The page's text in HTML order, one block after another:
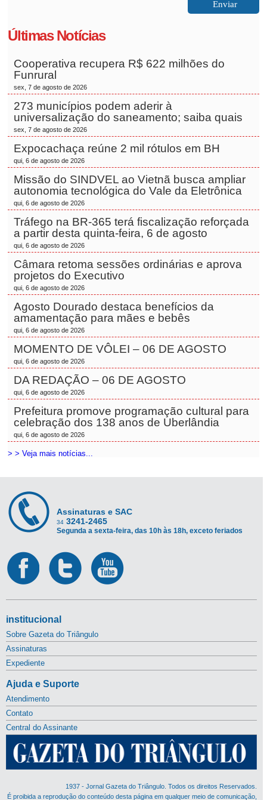
Últimas Notícias
Cooperativa recupera R$ 622 milhões do
Funrural
sex, 7 de agosto de 2026
273 municípios podem aderir à
universalização do saneamento; saiba quais
sex, 7 de agosto de 2026
Expocachaça reúne 2 mil rótulos em BH
qui, 6 de agosto de 2026
Missão do SINDVEL ao Vietnã busca ampliar
autonomia tecnológica do Vale da Eletrônica
qui, 6 de agosto de 2026
Tráfego na BR-365 terá fiscalização reforçada
a partir desta quinta-feira, 6 de agosto
qui, 6 de agosto de 2026
Câmara retoma sessões ordinárias e aprova
projetos do Executivo
qui, 6 de agosto de 2026
Agosto Dourado destaca benefícios da
amamentação para mães e bebês
qui, 6 de agosto de 2026
MOMENTO DE VÔLEI – 06 DE AGOSTO
qui, 6 de agosto de 2026
DA REDAÇÃO – 06 DE AGOSTO
qui, 6 de agosto de 2026
Prefeitura promove programação cultural para
celebração dos 138 anos de Uberlândia
qui, 6 de agosto de 2026
> > Veja mais notícias...
Assinaturas e SAC
34 3241-2465
Segunda a sexta-feira, das 10h às 18h, exceto feriados
institucional
Sobre Gazeta do Triângulo
Assinaturas
Expediente
Ajuda e Suporte
Atendimento
Contato
Central do Assinante
1937 - Jornal Gazeta do Triângulo. Todos os direitos Reservados.
É proibida a reprodução do conteúdo desta página em qualquer meio de comunicação,